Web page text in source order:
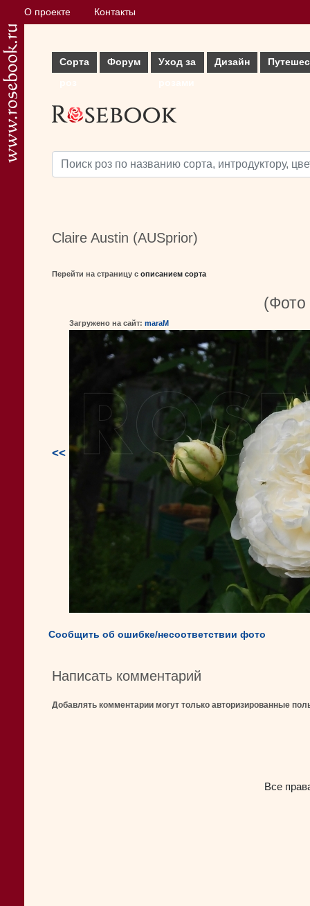
О проекте Контакты
Сорта
Форум
Уход за
Дизайн
Claire Austin (AUSprior)
Перейти на страницу с описанием сорта
<<
(Фото
Загружено на сайт: maraM
Сообщить об ошибке/несоответствии фото
Написать комментарий
Добавлять комментарии могут только авторизированные
Все